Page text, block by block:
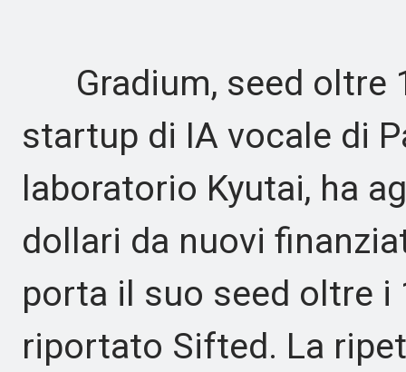
Gradium, seed oltre
startup di IA vocale di
laboratorio Kyutai, ha
dollari da nuovi
porta il suo seed oltre
riportato Sifted. La